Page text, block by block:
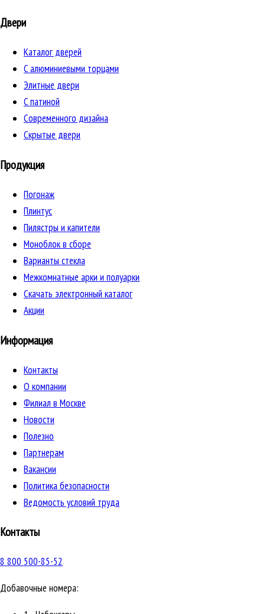
Двери
Каталог дверей
C алюминиевыми торцами
Элитные двери
C патиной
Cовременного дизайна
Скрытые двери
Продукция
Погонаж
Плинтус
Пилястры и капители
Моноблок в сборе
Варианты стекла
Межкомнатные арки и полуарки
Скачать электронный каталог
Акции
Информация
Контакты
О компании
Филиал в Москве
Новости
Полезно
Партнерам
Вакансии
Политика безопасности
Ведомость условий труда
Контакты
8 800 500-85-52
Добавочные номера: